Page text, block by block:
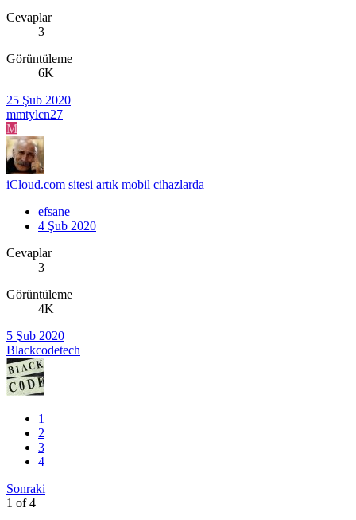
Cevaplar
3
Görüntüleme
6K
25 Şub 2020
mmtylcn27
M
iCloud.com sitesi artık mobil cihazlarda
efsane
4 Şub 2020
Cevaplar
3
Görüntüleme
4K
5 Şub 2020
Blackcodetech
1
2
3
4
Sonraki
1 of 4